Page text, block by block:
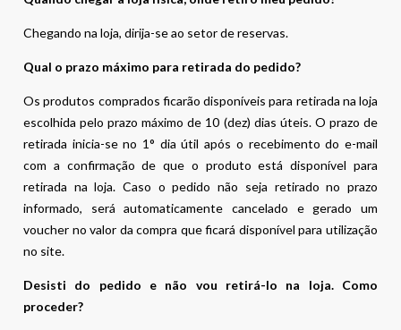
Chegando na loja, dirija-se ao setor de reservas.
Qual o prazo máximo para retirada do pedido?
Os produtos comprados ficarão disponíveis para retirada na loja
escolhida pelo prazo máximo de 10 (dez) dias úteis. O prazo de
retirada inicia-se no 1° dia útil após o recebimento do e-mail
com a confirmação de que o produto está disponível para
retirada na loja. Caso o pedido não seja retirado no prazo
informado, será automaticamente cancelado e gerado um
voucher no valor da compra que ficará disponível para utilização
no site.
Desisti do pedido e não vou retirá-lo na loja. Como
proceder?